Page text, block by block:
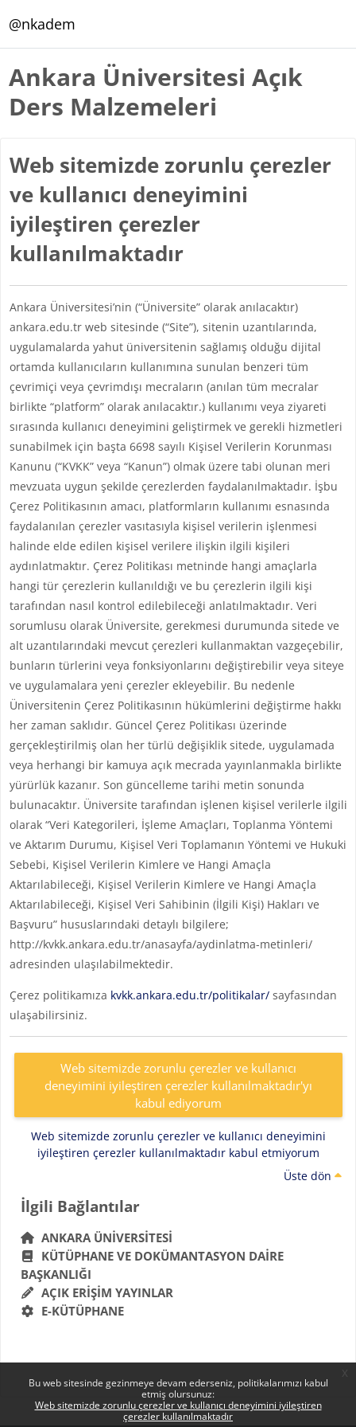
Bu web sitesinde gezinmeye devam ederseniz, politikalarımızı kabul
etmiş olursunuz:
Web sitemizde zorunlu çerezler ve kullanıcı deneyimini iyileştiren
çerezler kullanılmaktadır
@nkadem
Ankara Üniversitesi Açık
Ders Malzemeleri
Web sitemizde zorunlu çerezler
ve kullanıcı deneyimini
iyileştiren çerezler
kullanılmaktadır
Ankara Üniversitesi’nin (“Üniversite” olarak anılacaktır)
ankara.edu.tr web sitesinde (“Site”), sitenin uzantılarında,
uygulamalarda yahut üniversitenin sağlamış olduğu dijital
ortamda kullanıcıların kullanımına sunulan benzeri tüm
çevrimiçi veya çevrimdışı mecraların (anılan tüm mecralar
birlikte “platform” olarak anılacaktır.) kullanımı veya ziyareti
sırasında kullanıcı deneyimini geliştirmek ve gerekli hizmetleri
sunabilmek için başta 6698 sayılı Kişisel Verilerin Korunması
Kanunu (“KVKK” veya “Kanun”) olmak üzere tabi olunan meri
mevzuata uygun şekilde çerezlerden faydalanılmaktadır. İşbu
Çerez Politikasının amacı, platformların kullanımı esnasında
faydalanılan çerezler vasıtasıyla kişisel verilerin işlenmesi
halinde elde edilen kişisel verilere ilişkin ilgili kişileri
aydınlatmaktır. Çerez Politikası metninde hangi amaçlarla
hangi tür çerezlerin kullanıldığı ve bu çerezlerin ilgili kişi
tarafından nasıl kontrol edilebileceği anlatılmaktadır. Veri
sorumlusu olarak Üniversite, gerekmesi durumunda sitede ve
alt uzantılarındaki mevcut çerezleri kullanmaktan vazgeçebilir,
bunların türlerini veya fonksiyonlarını değiştirebilir veya siteye
ve uygulamalara yeni çerezler ekleyebilir. Bu nedenle
Üniversitenin Çerez Politikasının hükümlerini değiştirme hakkı
her zaman saklıdır. Güncel Çerez Politikası üzerinde
gerçekleştirilmiş olan her türlü değişiklik sitede, uygulamada
veya herhangi bir kamuya açık mecrada yayınlanmakla birlikte
yürürlük kazanır. Son güncelleme tarihi metin sonunda
bulunacaktır. Üniversite tarafından işlenen kişisel verilerle ilgili
olarak “Veri Kategorileri, İşleme Amaçları, Toplanma Yöntemi
ve Aktarım Durumu, Kişisel Veri Toplamanın Yöntemi ve Hukuki
Sebebi, Kişisel Verilerin Kimlere ve Hangi Amaçla
Aktarılabileceği, Kişisel Verilerin Kimlere ve Hangi Amaçla
Aktarılabileceği, Kişisel Veri Sahibinin (İlgili Kişi) Hakları ve
Başvuru” hususlarındaki detaylı bilgilere;
http://kvkk.ankara.edu.tr/anasayfa/aydinlatma-metinleri/
adresinden ulaşılabilmektedir.
Çerez politikamıza kvkk.ankara.edu.tr/politikalar/sayfasından
ulaşabilirsiniz.
Web sitemizde zorunlu çerezler ve kullanıcı
deneyimini iyileştiren çerezler kullanılmaktadır'yı
kabul ediyorum
Web sitemizde zorunlu çerezler ve kullanıcı deneyimini
iyileştiren çerezler kullanılmaktadır kabul etmiyorum
Üste dön
Bloklar
İlgili Bağlantılar 'yı atla
İlgili Bağlantılar
ANKARA ÜNIVERSITESI
KÜTÜPHANE VE DOKÜMANTASYON DAIRE
BAŞKANLIĞI
AÇIK ERIŞIM YAYINLAR
E-KÜTÜPHANE